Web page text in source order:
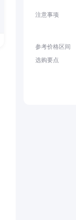
注意事项
参考价格区间
选购要点